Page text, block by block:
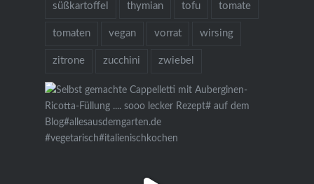
süßkartoffel thymian tofu tomate
tomaten vegan vorrat wirsing
zitrone zucchini zwiebel